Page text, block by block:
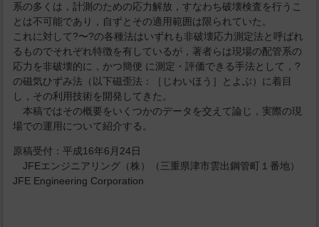
系の多くは，計測のための応力解放，すなわち破壊検査を行うこ
とは不可能であり，自ずとその適用範囲は限られていた。
これに対して?〜?の各種法はいずれも非破壊応力測定法と呼ばれ
るものでそれぞれ特徴を有しているが，著者らは現場の配管系の
応力を非破壊的に，かつ簡便 に測定・評価できる手法として，?
の磁気ひずみ法（以下磁歪法：［じわいほう］とよぶ）に着目
し，その利用技術を開発してきた。
本稿ではその概要をいくつかのデータを交えて論じ，実際の現
場での運用について紹介する。
原稿受付：平成16年6月24日
JFEエンジニアリング（株）（三重県津市雲出鋼管町１番地）
JFE Engineering Corporation